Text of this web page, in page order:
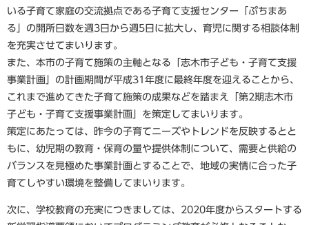
いる子育て家庭の交流拠点である子育て支援センター「ぷちまあ
る」の開所日数を週3日から週5日に拡大し、育児に関する相談体制
を充実させてまいります。
また、本市の子育て施策の主軸となる「志木市子ども・子育て支援
事業計画」の計画期間が平成31年度に最終年度を迎えることから、
これまで進めてきた子育て施策の成果などを踏まえ「第2期志木市
子ども・子育て支援事業計画」を策定してまいります。
策定にあたっては、昨今の子育てニーズやトレンドを反映するとと
もに、幼児期の教育・保育の量や提供体制について、需要と供給の
バランスを見極めた事業計画とすることで、地域の実情に合った子
育てしやすい環境を整備してまいります。
次に、学校教育の充実につきましては、2020年度からスタートする